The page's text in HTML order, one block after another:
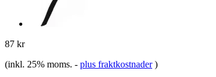
87 kr
(inkl. 25% moms. - plus fraktkostnader )